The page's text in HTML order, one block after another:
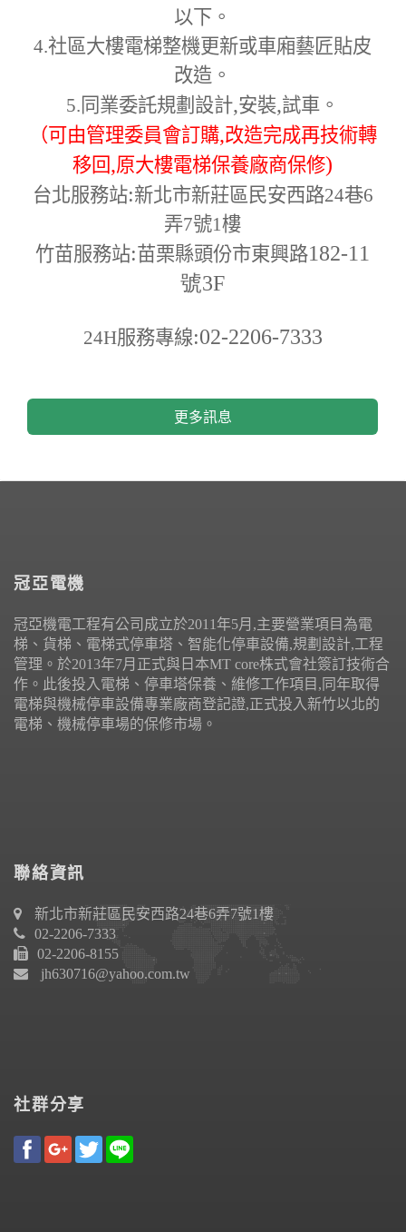
以下。
4.社區大樓電梯整機更新或車廂藝匠貼皮
改造。
5. 同業委託規劃設計,安裝,試車。
（可由管理委員會訂購,改造完成再技術轉
移回,原大樓電梯保養廠商保修)
台北服務站:新北市新莊區民安西路24巷6
弄7號1樓
竹苗服務站:苗栗縣頭份市東興路182-11
號3F
24H服務專線:02-2206-7333
更多訊息
冠亞電機
冠亞機電工程有公司成立於2011年5月,主要營業項目為電
梯、貨梯、電梯式停車塔、智能化停車設備,規劃設計,工程
管理。於2013年7月正式與日本MT core株式會社簽訂技術合
作。此後投入電梯、停車塔保養、維修工作項目,同年取得
電梯與機械停車設備專業廠商登記證,正式投入新竹以北的
電梯、機械停車場的保修市場。
聯絡資訊
新北市新莊區民安西路24巷6弄7號1樓
02-2206-7333
02-2206-8155
jh630716@yahoo.com.tw
社群分享